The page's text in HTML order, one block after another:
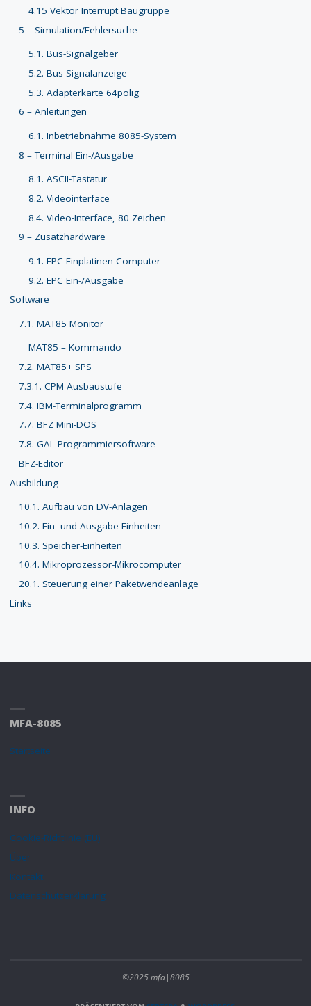
4.15 Vektor Interrupt Baugruppe
5 – Simulation/Fehlersuche
5.1. Bus-Signalgeber
5.2. Bus-Signalanzeige
5.3. Adapterkarte 64polig
6 – Anleitungen
6.1. Inbetriebnahme 8085-System
8 – Terminal Ein-/Ausgabe
8.1. ASCII-Tastatur
8.2. Videointerface
8.4. Video-Interface, 80 Zeichen
9 – Zusatzhardware
9.1. EPC Einplatinen-Computer
9.2. EPC Ein-/Ausgabe
Software
7.1. MAT85 Monitor
MAT85 – Kommando
7.2. MAT85+ SPS
7.3.1. CPM Ausbaustufe
7.4. IBM-Terminalprogramm
7.7. BFZ Mini-DOS
7.8. GAL-Programmiersoftware
BFZ-Editor
Ausbildung
10.1. Aufbau von DV-Anlagen
10.2. Ein- und Ausgabe-Einheiten
10.3. Speicher-Einheiten
10.4. Mikroprozessor-Mikrocomputer
20.1. Steuerung einer Paketwendeanlage
Links
MFA-8085
Startseite
INFO
Cookie-Richtlinie (EU)
Über
Kontakt
Datenschutzerklärung
©2025 mfa|8085